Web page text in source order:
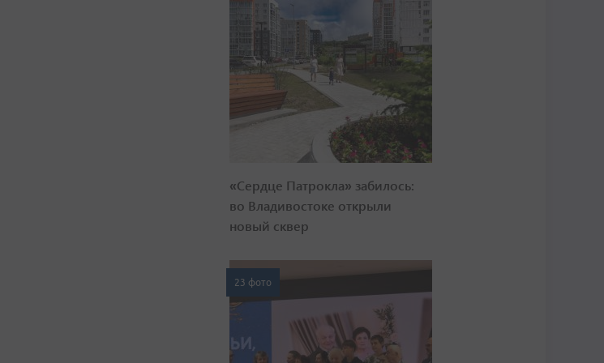
«Сердце Патрокла» забилось:
во Владивостоке открыли
новый сквер
23 фото